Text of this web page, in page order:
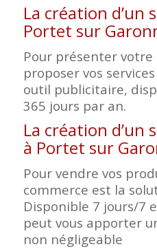
La création d’un
Portet sur
Pour présenter
proposer vos
outil publicitaire,
365 jours par an.
La création d’un
à Portet sur
Pour vendre vos
commerce est la
Disponible 7 jours/7
peut vous apporter
non négligeable